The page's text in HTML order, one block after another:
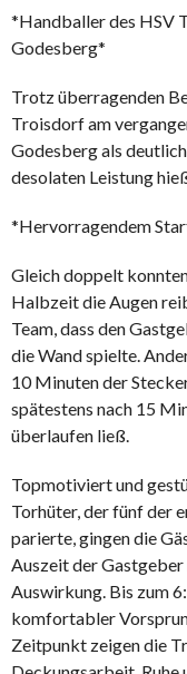
*Handballer des HSV
Godesberg*
Trotz überragenden
Troisdorf am
Godesberg als
desolaten Leistung
*Hervorragendem
Gleich doppelt
Halbzeit die Augen
Team, dass den
die Wand spielte.
10 Minuten der
spätestens nach 15
überlaufen ließ.
Topmotiviert und
Torhüter, der fünf der
parierte, gingen die
Auszeit der
Auswirkung. Bis zum
komfortabler
Zeitpunkt zeigen die